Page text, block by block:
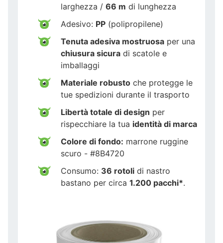
larghezza / 66 m di lunghezza
Adesivo: PP (polipropilene)
Tenuta adesiva mostruosa per una
chiusura sicura di scatole e
imballaggi
Materiale robusto che protegge le
tue spedizioni durante il trasporto
Libertà totale di design per
rispecchiare la tua identità di marca
Colore di fondo: marrone ruggine
scuro - #8B4720
Consumo: 36 rotoli di nastro
bastano per circa 1.200 pacchi*.